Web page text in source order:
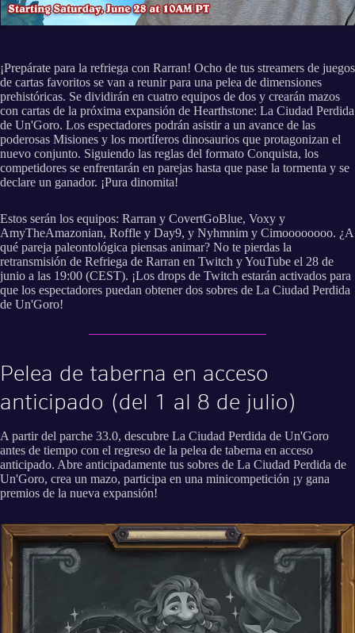
¡Prepárate para la refriega con Rarran! Ocho de tus streamers de juegos
de cartas favoritos se van a reunir para una pelea de dimensiones
prehistóricas. Se dividirán en cuatro equipos de dos y crearán mazos
con cartas de la próxima expansión de Hearthstone: La Ciudad Perdida
de Un'Goro. Los espectadores podrán asistir a un avance de las
poderosas Misiones y los mortíferos dinosaurios que protagonizan el
nuevo conjunto. Siguiendo las reglas del formato Conquista, los
competidores se enfrentarán en parejas hasta que pase la tormenta y se
declare un ganador. ¡Pura dinomita!
Estos serán los equipos: Rarran y CovertGoBlue, Voxy y
AmyTheAmazonian, Roffle y Day9, y Nyhmnim y Cimoooooooo. ¿A
qué pareja paleontológica piensas animar? No te pierdas la
retransmisión de Refriega de Rarran en Twitch y YouTube el 28 de
junio a las 19:00 (CEST). ¡Los drops de Twitch estarán activados para
que los espectadores puedan obtener dos sobres de La Ciudad Perdida
de Un'Goro!
Pelea de taberna en acceso
anticipado (del 1 al 8 de julio)
A partir del parche 33.0, descubre La Ciudad Perdida de Un'Goro
antes de tiempo con el regreso de la pelea de taberna en acceso
anticipado. Abre anticipadamente tus sobres de La Ciudad Perdida de
Un'Goro, crea un mazo, participa en una minicompetición ¡y gana
premios de la nueva expansión!